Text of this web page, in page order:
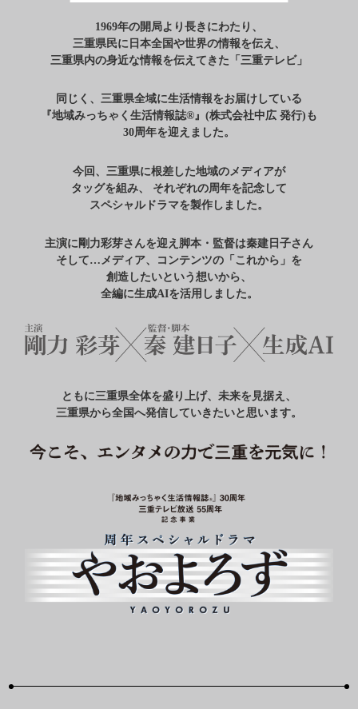
1969年の開局より長きにわたり、
三重県民に日本全国や世界の情報を伝え、
三重県内の身近な情報を伝えてきた「三重テレビ」
同じく、三重県全域に生活情報をお届けしている
『地域みっちゃく生活情報誌®』(株式会社中広 発行)も
30周年を迎えました。
今回、三重県に根差した地域のメディアが
タッグを組み、
それぞれの周年を記念して
スペシャルドラマを製作しました。
主演に剛力彩芽さんを迎え脚本・監督は秦建日子さん
そして…メディア、コンテンツの「これから」を
創造したいという想いから、
全編に生成AIを活用しました。
ともに三重県全体を盛り上げ、未来を見据え、
三重県から全国へ発信していきたいと思います。